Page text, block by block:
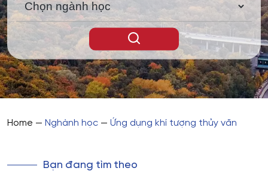
Home — Nghành học — Ứng dụng khí tượng thủy văn
Bạn đang tìm theo